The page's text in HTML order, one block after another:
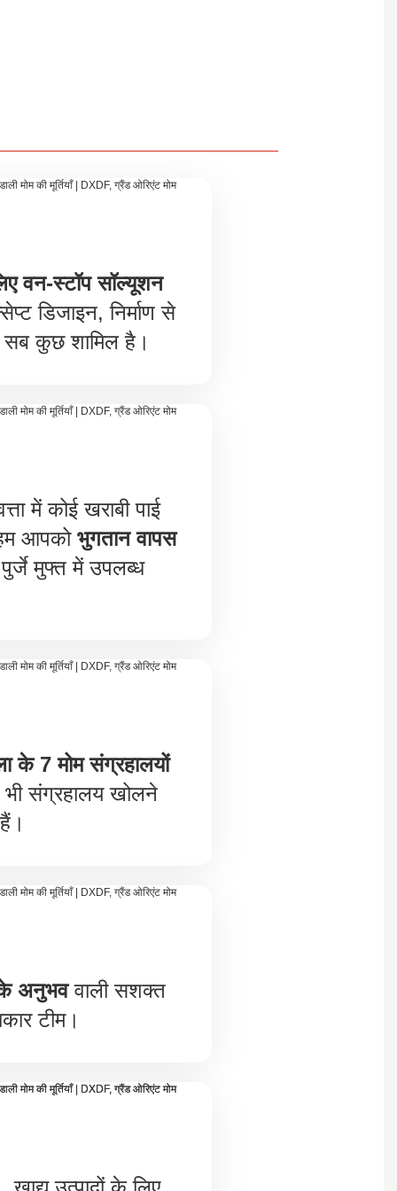
वन-स्टॉप सॉल्यूशन
डिजाइन, निर्माण से
कुछ शामिल है।
में कोई खराबी पाई
आपको भुगतान वापस
मुफ्त में उपलब्ध
के 7 मोम संग्रहालयों
संग्रहालय खोलने
के अनुभववाली सशक्त
टीम।